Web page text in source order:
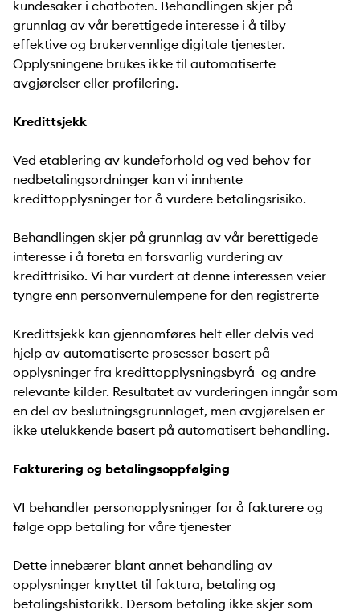
kundesaker i chatboten. Behandlingen skjer på
grunnlag av vår berettigede interesse i å tilby
effektive og brukervennlige digitale tjenester.
Opplysningene brukes ikke til automatiserte
avgjørelser eller profilering.
Kredittsjekk
Ved etablering av kundeforhold og ved behov for
nedbetalingsordninger kan vi innhente
kredittopplysninger for å vurdere betalingsrisiko.
Behandlingen skjer på grunnlag av vår berettigede
interesse i å foreta en forsvarlig vurdering av
kredittrisiko. Vi har vurdert at denne interessen veier
tyngre enn personvernulempene for den registrerte
Kredittsjekk kan gjennomføres helt eller delvis ved
hjelp av automatiserte prosesser basert på
opplysninger fra kredittopplysningsbyrå og andre
relevante kilder. Resultatet av vurderingen inngår som
en del av beslutningsgrunnlaget, men avgjørelsen er
ikke utelukkende basert på automatisert behandling.
Fakturering og betalingsoppfølging
VI behandler personopplysninger for å fakturere og
følge opp betaling for våre tjenester
Dette innebærer blant annet behandling av
opplysninger knyttet til faktura, betaling og
betalingshistorikk. Dersom betaling ikke skjer som